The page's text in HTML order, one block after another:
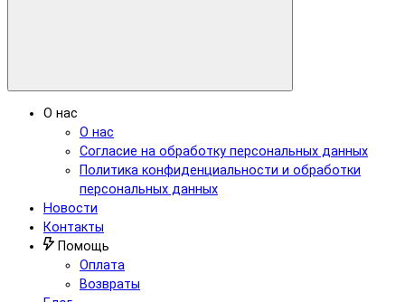
О нас
О нас
Согласие на обработку персональных данных
Политика конфиденциальности и обработки
персональных данных
Новости
Контакты
Помощь
Оплата
Возвраты